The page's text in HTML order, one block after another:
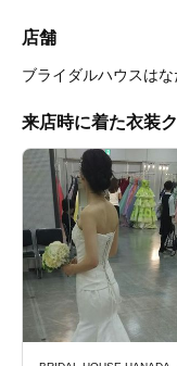
店舗
ブライダルハウスはな
来店時に着た衣装